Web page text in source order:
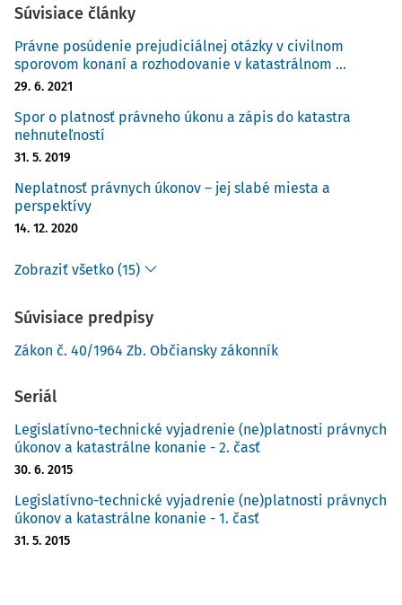
sa dostaneme k dôvodovej správe k Občianskemu
zákonníku, ktorá by mala poskytnúť určitý návod na
interpretáciu jeho skôr uvedených ustanovení,
poukazujeme na čiastočne precíznejšie ustanovenia v
zákonníka z roku 1950 n
Súvisiace články
Právne posúdenie prejudiciálnej otázky v civilnom
sporovom konaní a rozhodovanie v katastrálnom ...
29. 6. 2021
Spor o platnosť právneho úkonu a zápis do katastra
nehnuteľností
31. 5. 2019
Neplatnosť právnych úkonov – jej slabé miesta a
perspektívy
14. 12. 2020
Zobraziť všetko (15)
Súvisiace predpisy
Zákon č. 40/1964 Zb. Občiansky zákonník
Seriál
Legislatívno-technické vyjadrenie (ne)platnosti právnych
úkonov a katastrálne konanie - 2. časť
30. 6. 2015
Legislatívno-technické vyjadrenie (ne)platnosti právnych
úkonov a katastrálne konanie - 1. časť
31. 5. 2015